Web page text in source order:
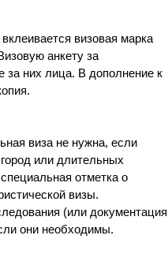
визовая марка
анкету за
за них лица. В дополнение к
виза не нужна, если
или длительных
отметка о
визы.
(или документация
они необходимы.